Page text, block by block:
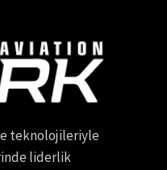
teknolojileriyle
liderlik